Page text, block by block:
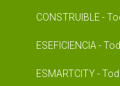
CONSTRUIBLE -
ESEFICIENCIA -
ESMARTCITY -